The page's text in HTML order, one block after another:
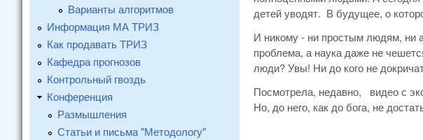
детей уводят. В будущее, о
И никому - ни простым людям, ни
проблема, а наука даже не
люди? Увы! Ни до кого не
Посмотрела, недавно, видео с
Но, до него, как до бога, не
Варианты алгоритмов
Информация МА ТРИЗ
Как продавать ТРИЗ
Кафедра прогнозов
Контрольный гвоздь
Конференция
Размышления
Статьи и письма "Методологу"